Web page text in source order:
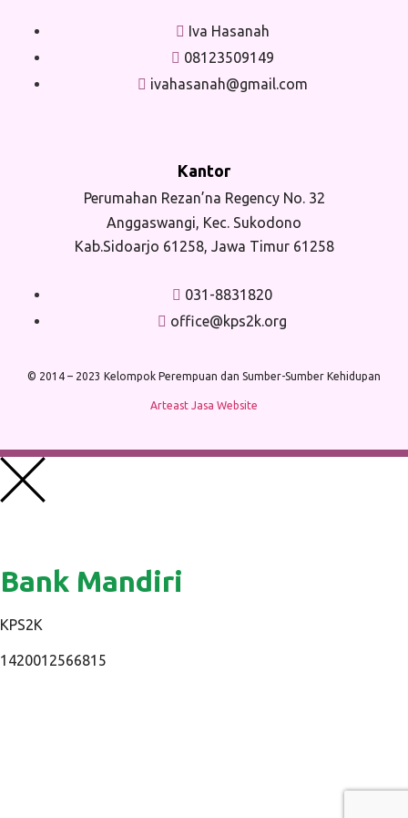
Iva Hasanah
08123509149
ivahasanah@gmail.com
Kantor
Perumahan Rezan’na Regency No. 32
Anggaswangi, Kec. Sukodono
Kab.Sidoarjo 61258, Jawa Timur 61258
031-8831820
office@kps2k.org
© 2014 – 2023 Kelompok Perempuan dan Sumber-Sumber Kehidupan
Arteast Jasa Website
Bank Mandiri
KPS2K
1420012566815